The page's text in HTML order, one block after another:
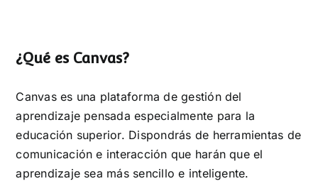
¿Qué es Canvas?
Canvas es una plataforma de gestión del
aprendizaje pensada especialmente para la
educación superior. Dispondrás de herramientas de
comunicación e interacción que harán que el
aprendizaje sea más sencillo e inteligente.